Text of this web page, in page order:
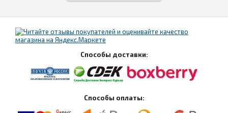
Способы доставки:
Способы оплаты: